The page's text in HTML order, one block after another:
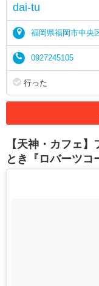
dai-tu
福岡県福岡市中央
0927245105
行った
【天神・カフェ
とき『ロバーツコ